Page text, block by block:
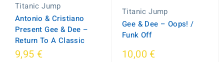
Titanic Jump
Antonio & Cristiano
Present Gee & Dee ‎–
Return To A Classic
9,95 €
Titanic Jump
Gee & Dee ‎– Oops! /
Funk Off
10,00 €